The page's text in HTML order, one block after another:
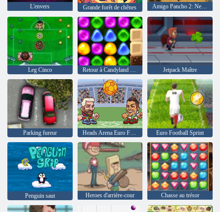
L'envers Grande forêt de chênes Amigo Pancho 2: New York Party
Leg Cinco Retour à Candyland 4: Lollipop Garden Jetpack Maître
Parking fureur Heads Arena Euro Football Euro Football Sprint
Penguin saut Heroes d'arrière-cour Chasse au trésor